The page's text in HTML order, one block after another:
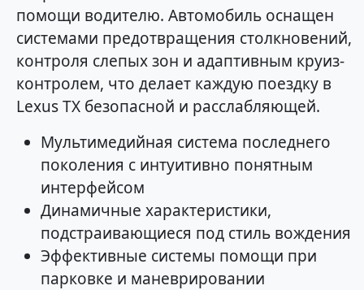
помощи водителю. Автомобиль оснащен
системами предотвращения столкновений,
контроля слепых зон и адаптивным круиз-
контролем, что делает каждую поездку в
Lexus TX безопасной и расслабляющей.
Мультимедийная система последнего
поколения с интуитивно понятным
интерфейсом
Динамичные характеристики,
подстраивающиеся под стиль вождения
Эффективные системы помощи при
парковке и маневрировании